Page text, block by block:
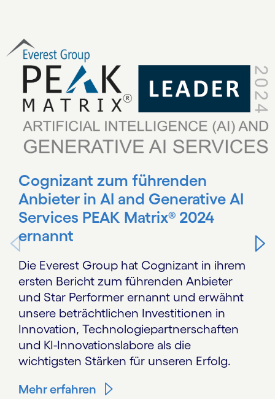
Cognizant zum führenden
Anbieter in AI and Generative AI
Services PEAK Matrix® 2024
ernannt
Die Everest Group hat Cognizant in ihrem
ersten Bericht zum führenden Anbieter
und Star Performer ernannt und erwähnt
unsere beträchtlichen Investitionen in
Innovation, Technologiepartnerschaften
und KI-Innovationslabore als die
wichtigsten Stärken für unseren Erfolg.
Mehr erfahren